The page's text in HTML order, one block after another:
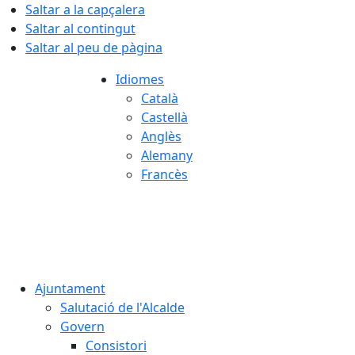
Saltar a la capçalera
Saltar al contingut
Saltar al peu de pàgina
Idiomes
Català
Castellà
Anglès
Alemany
Francès
Ajuntament
Salutació de l'Alcalde
Govern
Consistori